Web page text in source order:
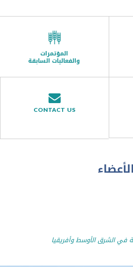
والفعاليات السابقة
CONTACT US
الأوسط وأفريقيا